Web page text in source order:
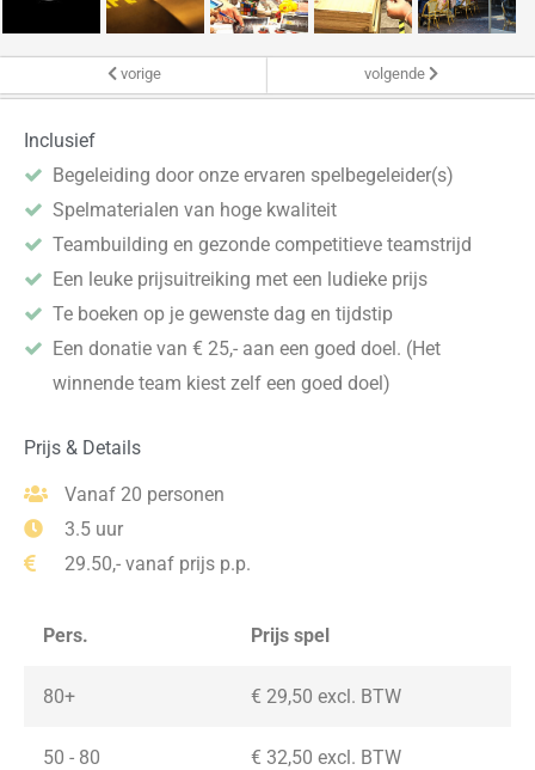
vorige volgende
Inclusief
Begeleiding door onze ervaren spelbegeleider(s)
Spelmaterialen van hoge kwaliteit
Teambuilding en gezonde competitieve teamstrijd
Een leuke prijsuitreiking met een ludieke prijs
Te boeken op je gewenste dag en tijdstip
Een donatie van € 25,- aan een goed doel. (Het
winnende team kiest zelf een goed doel)
Prijs & Details
Vanaf 20 personen
3.5 uur
29.50,- vanaf prijs p.p.
Pers. Prijs spel
80+ € 29,50 excl. BTW
50 - 80 € 32,50 excl. BTW